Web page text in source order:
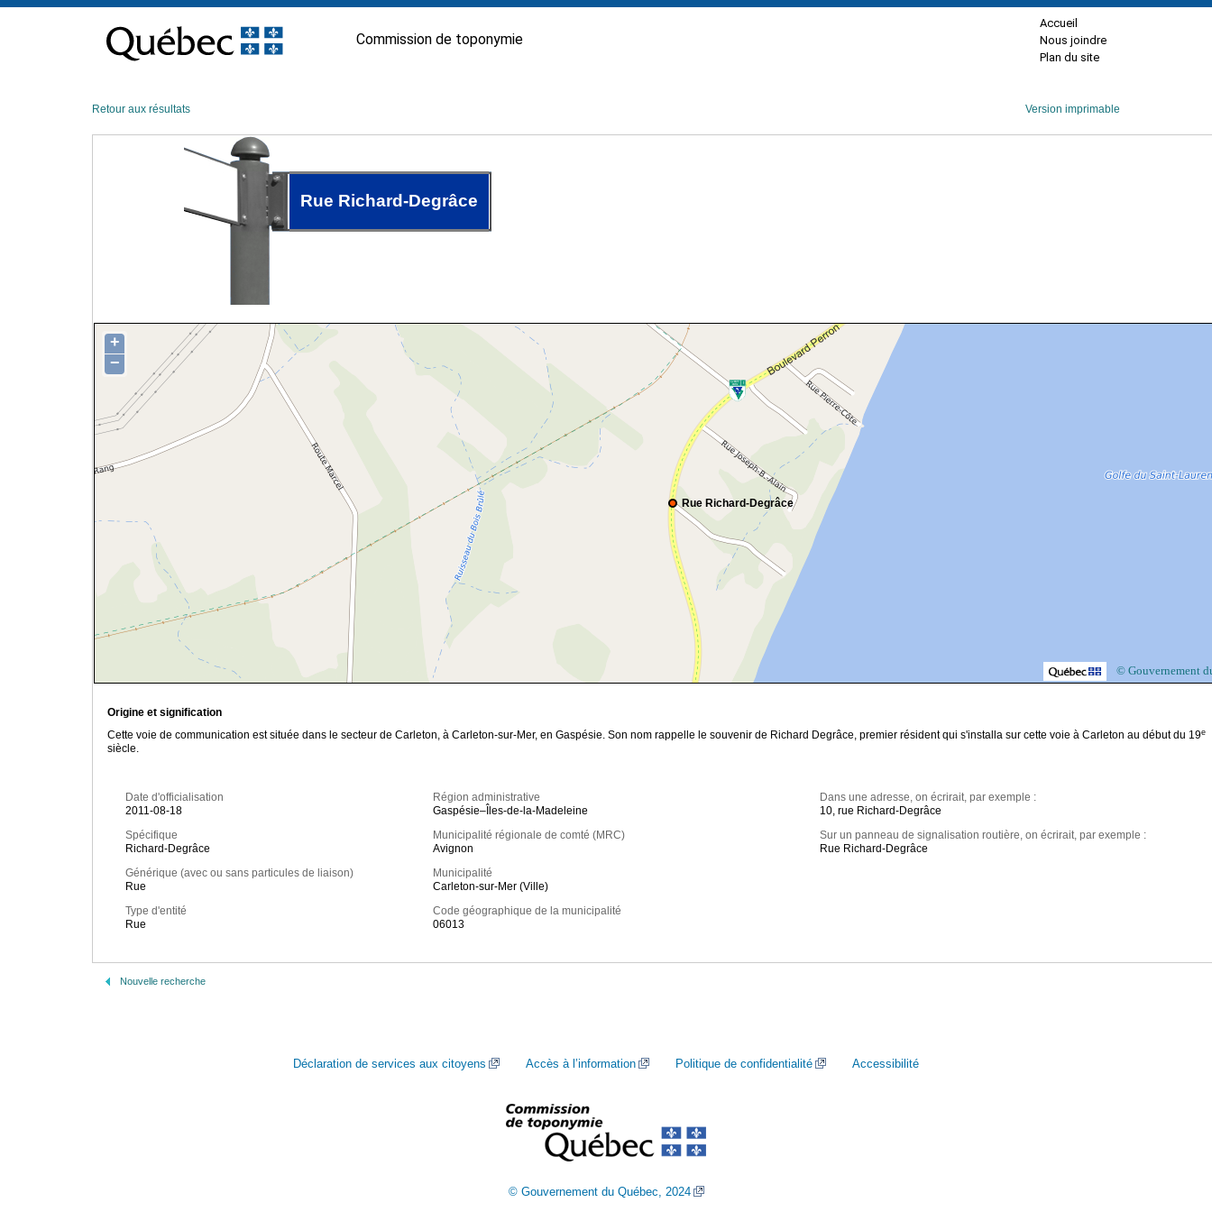
contenu
Commission de toponymie
Accueil
Nous joindre
Plan du site
Retour aux résultats Version imprimable
Rue Richard-Degrâce
Rue Richard-Degrâce
+
−
© Gouvernement
Origine et signification
Cette voie de communication est située dans le secteur de Carleton, à Carleton-sur-Mer, en Gaspésie. Son nom rappelle le souvenir de Richard Degrâce, premier résident qui s'installa sur cette voie à Carleton au début du 19e
siècle.
Date d'officialisation
2011-08-18
Spécifique
Richard-Degrâce
Générique (avec ou sans particules de liaison)
Rue
Type d'entité
Rue
Région administrative
Gaspésie–Îles-de-la-Madeleine
Municipalité régionale de comté (MRC)
Avignon
Municipalité
Carleton-sur-Mer (Ville)
Code géographique de la municipalité
06013
Dans une adresse, on écrirait, par exemple :
10, rue Richard-Degrâce
Sur un panneau de signalisation routière, on écrirait, par exemple :
Rue Richard-Degrâce
Nouvelle recherche
Déclaration de services aux citoyens Accès à l’information Politique de confidentialité Accessibilité
© Gouvernement du Québec, 2024